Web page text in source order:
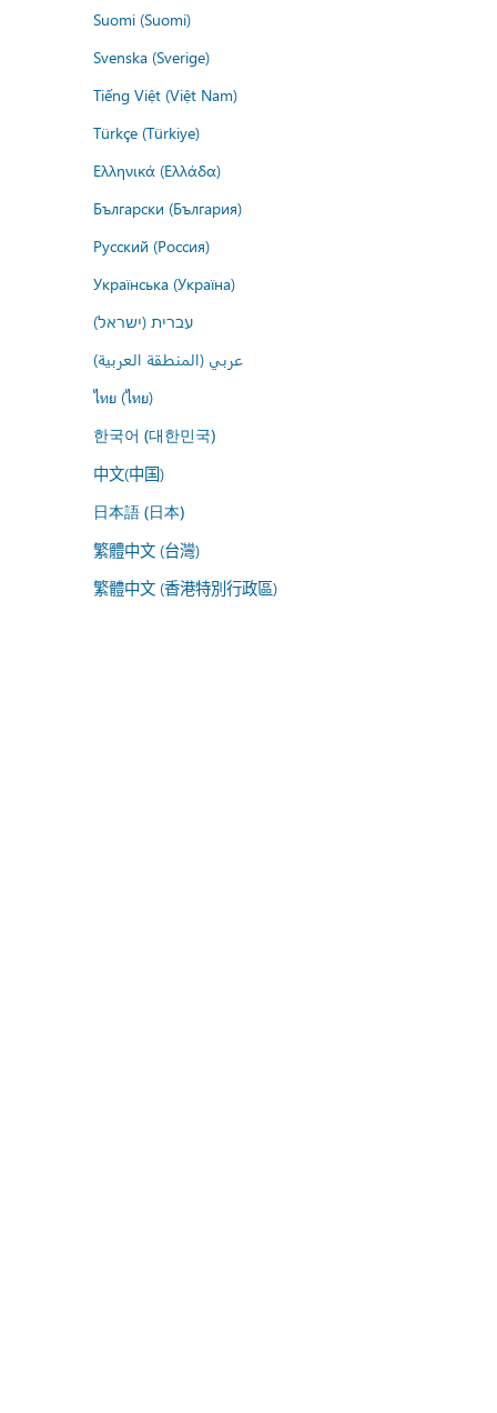
Suomi (Suomi)
Svenska (Sverige)
Tiếng Việt (Việt Nam)
Türkçe (Türkiye)
Ελληνικά (Ελλάδα)
Български (България)
Русский (Россия)
Українська (Україна)
עברית (ישראל)
عربي (المنطقة العربية)
ไทย (ไทย)
한국어 (대한민국)
中文(中国)
日本語 (日本)
繁體中文 (台灣)
繁體中文 (香港特別行政區)